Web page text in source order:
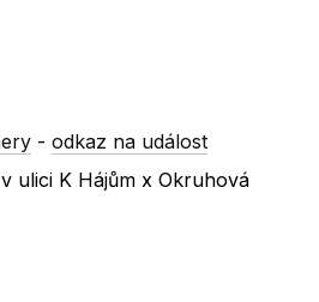
-odkaz na událost
ulici K Hájům x Okruhová